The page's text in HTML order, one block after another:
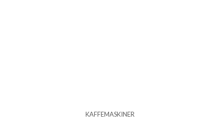
KAFFEMASKINER